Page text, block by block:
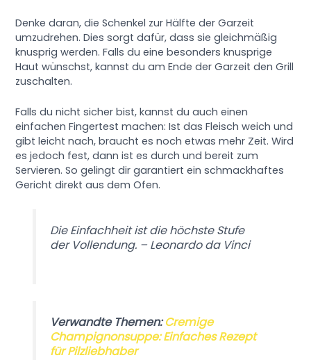
Denke daran, die Schenkel zur Hälfte der Garzeit
umzudrehen. Dies sorgt dafür, dass sie gleichmäßig
knusprig werden. Falls du eine besonders knusprige
Haut wünschst, kannst du am Ende der Garzeit den Grill
zuschalten.
Falls du nicht sicher bist, kannst du auch einen
einfachen Fingertest machen: Ist das Fleisch weich und
gibt leicht nach, braucht es noch etwas mehr Zeit. Wird
es jedoch fest, dann ist es durch und bereit zum
Servieren. So gelingt dir garantiert ein schmackhaftes
Gericht direkt aus dem Ofen.
Die Einfachheit ist die höchste Stufe
der Vollendung. – Leonardo da Vinci
Verwandte Themen:Cremige
Champignonsuppe: Einfaches Rezept
für Pilzliebhaber